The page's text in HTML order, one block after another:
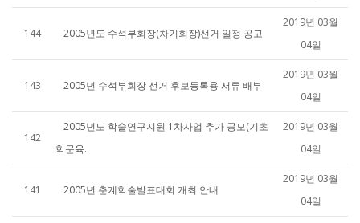
144 2005년도 수석부회장(차기회장)선거 일정 공고
2019년 03월
04일
143 2005년 수석부회장 선거 후보등록용 서류 배부
2019년 03월
04일
142
2005년도 학술연구지원 1차사업 추가 공모(기초
학문육..
2019년 03월
04일
141 2005년 춘계학술발표대회 개최 안내
2019년 03월
04일